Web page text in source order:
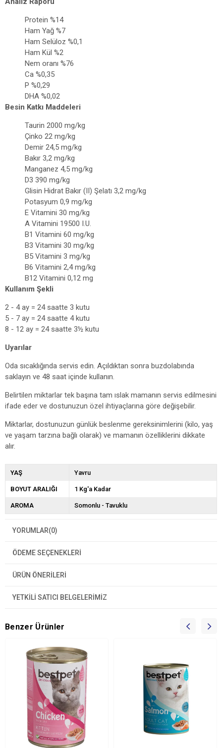
Protein %14
Ham Yağ %7
Ham Selüloz %0,1
Ham Kül %2
Nem oranı %76
Ca %0,35
P %0,29
DHA %0,02
Besin Katkı Maddeleri
Taurin 2000 mg/kg
Çinko 22 mg/kg
Demir 24,5 mg/kg
Bakır 3,2 mg/kg
Manganez 4,5 mg/kg
D3 390 mg/kg
Glisin Hidrat Bakır (II) Şelatı 3,2 mg/kg
Potasyum 0,9 mg/kg
E Vitamini 30 mg/kg
A Vitamini 19500 I.U.
B1 Vitamini 60 mg/kg
B3 Vitamini 30 mg/kg
B5 Vitamini 3 mg/kg
B6 Vitamini 2,4 mg/kg
B12 Vitamini 0,12 mg
Kullanım Şekli
2 - 4 ay = 24 saatte 3 kutu
5 - 7 ay = 24 saatte 4 kutu
8 - 12 ay = 24 saatte 3½ kutu
Uyarılar
Oda sıcaklığında servis edin. Açıldıktan sonra buzdolabında
saklayın ve 48 saat içinde kullanın.
Belirtilen miktarlar tek başına tam ıslak mamanın servis edilmesini
ifade eder ve dostunuzun özel ihtiyaçlarına göre değişebilir.
Miktarlar, dostunuzun günlük beslenme gereksinimlerini (kilo, yaş
ve yaşam tarzına bağlı olarak) ve mamanın özelliklerini dikkate
alır.
YAŞ Yavru
BOYUT ARALIĞI 1 Kg'a Kadar
AROMA Somonlu - Tavuklu
YORUMLAR(0)
ÖDEME SEÇENEKLERI
ÜRÜN ÖNERILERI
YETKİLİ SATICI BELGELERİMİZ
Benzer Ürünler